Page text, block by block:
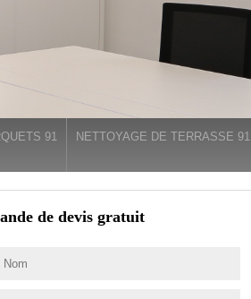
91 NETTOYAGE DE TERRASSE 91
de devis gratuit